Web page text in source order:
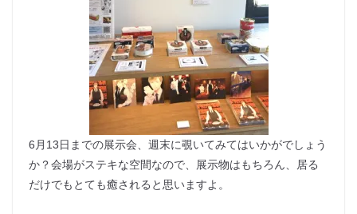
6月13日までの展示会、週末に覗いてみてはいかがでしょう
か？会場がステキな空間なので、展示物はもちろん、居る
だけでもとても癒されると思いますよ。